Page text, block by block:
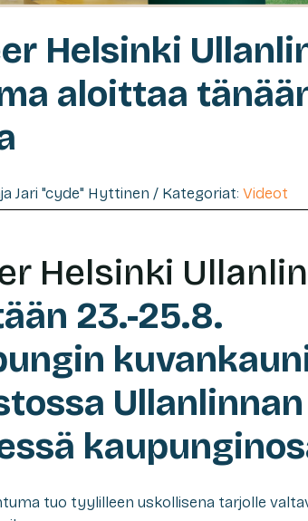
Helsinki
aloittaa
Jari "cyde" Hyttinen / Kategoriat: Videot
Helsinki
23.-25.8.
Ullanlinnan
tuo tyylilleen uskollisena tarjolle